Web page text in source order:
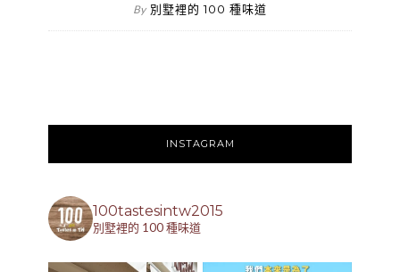
By 別墅裡的 100 種味道
INSTAGRAM
100tastesintw2015
別墅裡的 100 種味道